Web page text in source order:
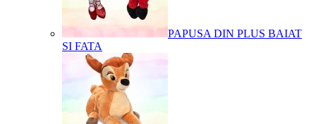
PAPUSA DIN PLUS BAIAT
SI FATA